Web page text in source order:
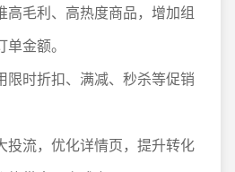
高毛利、高热度商品，增加组
金额。
限时折扣、满减、秒杀等促销
投流，优化详情页，提升转化